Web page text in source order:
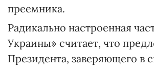
преемника.
Радикально настроенная
Украины» считает, что
Президента, заверяющего в